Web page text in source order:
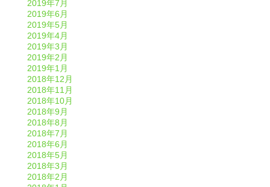
2019年7月
2019年6月
2019年5月
2019年4月
2019年3月
2019年2月
2019年1月
2018年12月
2018年11月
2018年10月
2018年9月
2018年8月
2018年7月
2018年6月
2018年5月
2018年3月
2018年2月